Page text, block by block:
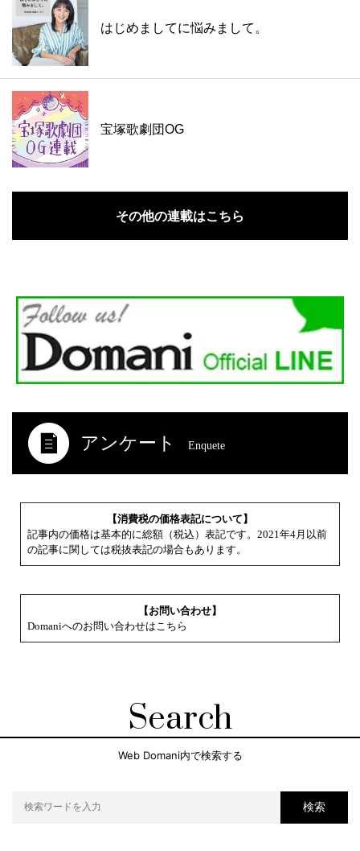
はじめましてに悩みまして。
宝塚歌劇団OG
その他の連載はこちら
アンケート Enquete
【消費税の価格表記について】
記事内の価格は基本的に総額（税込）表記です。2021年4月以前
の記事に関しては税抜表記の場合もあります。
【お問い合わせ】
Domaniへのお問い合わせはこちら
Search
Web Domani内で検索する
検索